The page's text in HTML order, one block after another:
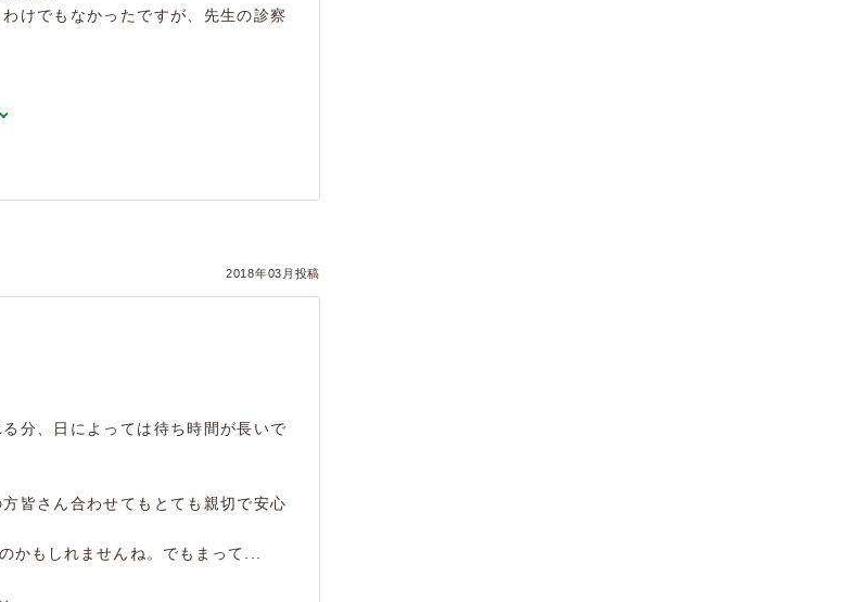
けでもなかったですが、先生の診察
2018年03月投稿
分、日によっては待ち時間が長いで
皆さん合わせてもとても親切で安心
かもしれませんね。でもまって...